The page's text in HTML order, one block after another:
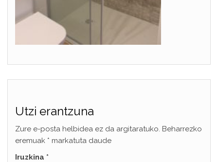
Utzi erantzuna
Zure e-posta helbidea ez da argitaratuko. Beharrezko
eremuak * markatuta daude
Iruzkina *